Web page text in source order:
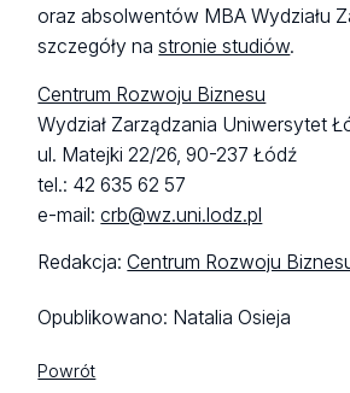
oraz absolwentów MBA Wydziału
szczegóły nastronie studiów.
Centrum Rozwoju Biznesu
Wydział Zarządzania Uniwersytet
ul. Matejki 22/26, 90-237 Łódź
tel.: 42 635 62 57
e-mail:crb@wz.uni.lodz.pl
Redakcja:Centrum Rozwoju
Opublikowano: Natalia Osieja
Powrót